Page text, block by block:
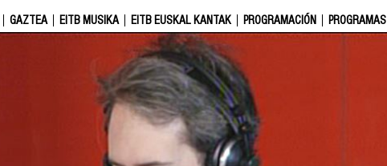
GAZTEA EITB MUSIKA EITB EUSKAL KANTAK PROGRAMACIÓN PROGRAMAS